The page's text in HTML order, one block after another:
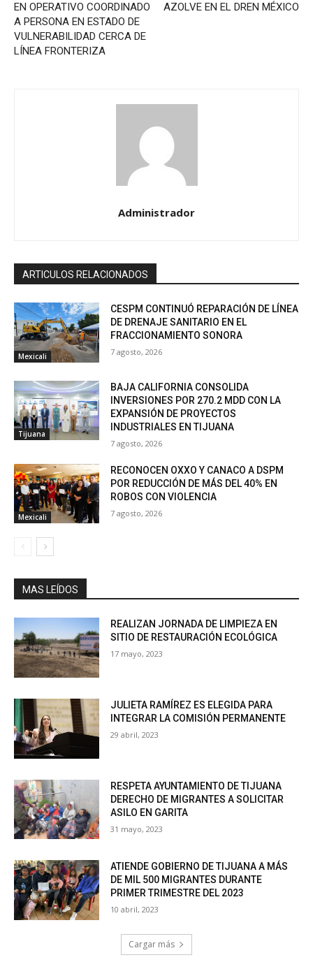
EN OPERATIVO COORDINADO
A PERSONA EN ESTADO DE
VULNERABILIDAD CERCA DE
LÍNEA FRONTERIZA
AZOLVE EN EL DREN MÉXICO
Administrador
ARTICULOS RELACIONADOS
Mexicali
CESPM CONTINUÓ REPARACIÓN DE LÍNEA
DE DRENAJE SANITARIO EN EL
FRACCIONAMIENTO SONORA
7 agosto, 2026
Tijuana
BAJA CALIFORNIA CONSOLIDA
INVERSIONES POR 270.2 MDD CON LA
EXPANSIÓN DE PROYECTOS
INDUSTRIALES EN TIJUANA
7 agosto, 2026
Mexicali
RECONOCEN OXXO Y CANACO A DSPM
POR REDUCCIÓN DE MÁS DEL 40% EN
ROBOS CON VIOLENCIA
7 agosto, 2026
MAS LEÍDOS
REALIZAN JORNADA DE LIMPIEZA EN
SITIO DE RESTAURACIÓN ECOLÓGICA
17 mayo, 2023
JULIETA RAMÍREZ ES ELEGIDA PARA
INTEGRAR LA COMISIÓN PERMANENTE
29 abril, 2023
RESPETA AYUNTAMIENTO DE TIJUANA
DERECHO DE MIGRANTES A SOLICITAR
ASILO EN GARITA
31 mayo, 2023
ATIENDE GOBIERNO DE TIJUANA A MÁS
DE MIL 500 MIGRANTES DURANTE
PRIMER TRIMESTRE DEL 2023
10 abril, 2023
Cargar más